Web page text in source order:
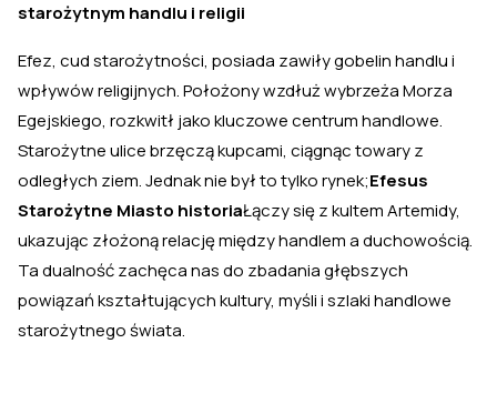
starożytnym handlu i religii
Efez, cud starożytności, posiada zawiły gobelin handlu i
wpływów religijnych. Położony wzdłuż wybrzeża Morza
Egejskiego, rozkwitł jako kluczowe centrum handlowe.
Starożytne ulice brzęczą kupcami, ciągnąc towary z
odległych ziem. Jednak nie był to tylko rynek;Efesus
Starożytne Miasto historiaŁączy się z kultem Artemidy,
ukazując złożoną relację między handlem a duchowością.
Ta dualność zachęca nas do zbadania głębszych
powiązań kształtujących kultury, myśli i szlaki handlowe
starożytnego świata.